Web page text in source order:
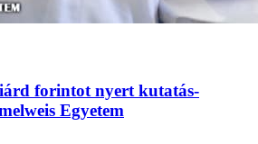
forintot nyert kutatás-
Egyetem